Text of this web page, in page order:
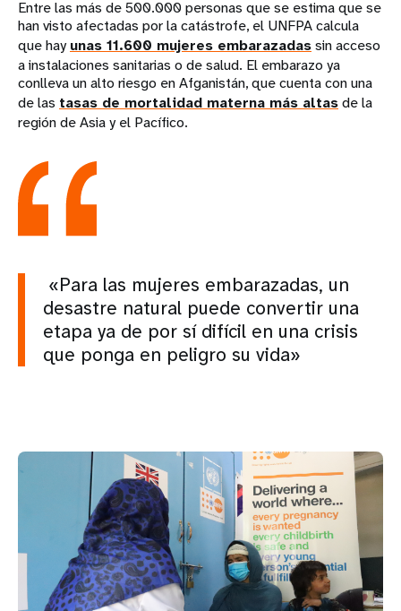
Entre las más de 500.000 personas que se estima que se
han visto afectadas por la catástrofe, el UNFPA calcula
que hayunas 11.600 mujeres embarazadassin acceso
a instalaciones sanitarias o de salud. El embarazo ya
conlleva un alto riesgo en Afganistán, que cuenta con una
de las tasas de mortalidad materna más altasde la
región de Asia y el Pacífico.
«Para las mujeres embarazadas, un
desastre natural puede convertir una
etapa ya de por sí difícil en una crisis
que ponga en peligro su vida»